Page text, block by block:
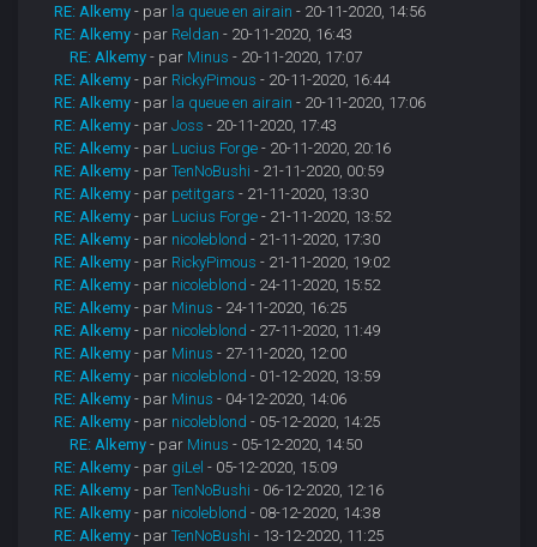
RE: Alkemy - par la queue en airain - 20-11-2020, 14:56
RE: Alkemy - par Reldan - 20-11-2020, 16:43
RE: Alkemy - par Minus - 20-11-2020, 17:07
RE: Alkemy - par RickyPimous - 20-11-2020, 16:44
RE: Alkemy - par la queue en airain - 20-11-2020, 17:06
RE: Alkemy - parJoss - 20-11-2020, 17:43
RE: Alkemy - par Lucius Forge - 20-11-2020, 20:16
RE: Alkemy - parTenNoBushi - 21-11-2020, 00:59
RE: Alkemy - par petitgars - 21-11-2020, 13:30
RE: Alkemy - par Lucius Forge - 21-11-2020, 13:52
RE: Alkemy - par nicoleblond - 21-11-2020, 17:30
RE: Alkemy - par RickyPimous - 21-11-2020, 19:02
RE: Alkemy - par nicoleblond - 24-11-2020, 15:52
RE: Alkemy - par Minus - 24-11-2020, 16:25
RE: Alkemy - par nicoleblond - 27-11-2020, 11:49
RE: Alkemy - par Minus - 27-11-2020, 12:00
RE: Alkemy - par nicoleblond - 01-12-2020, 13:59
RE: Alkemy - par Minus - 04-12-2020, 14:06
RE: Alkemy - par nicoleblond - 05-12-2020, 14:25
RE: Alkemy - par Minus - 05-12-2020, 14:50
RE: Alkemy - par giLel - 05-12-2020, 15:09
RE: Alkemy - parTenNoBushi - 06-12-2020, 12:16
RE: Alkemy - par nicoleblond - 08-12-2020, 14:38
RE: Alkemy - parTenNoBushi - 13-12-2020, 11:25